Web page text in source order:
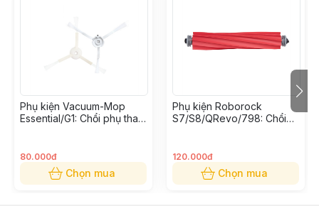
Phụ kiện Vacuum-Mop
Essential/G1: Chổi phụ thay
80.000đ
Chọn mua
Phụ kiện Roborock
S7/S8/QRevo/798: Chổi
120.000đ
Chọn mua